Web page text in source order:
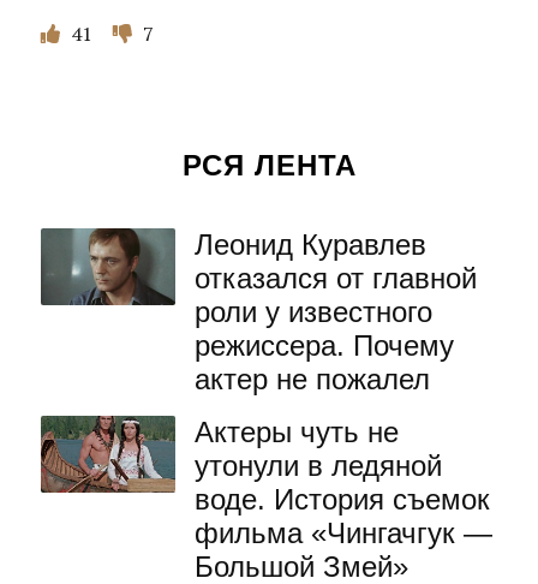
41 7
РСЯ ЛЕНТА
Леонид Куравлев
отказался от главной
роли у известного
режиссера. Почему
актер не пожалел
Актеры чуть не
утонули в ледяной
воде. История съемок
фильма «Чингачгук —
Большой Змей»